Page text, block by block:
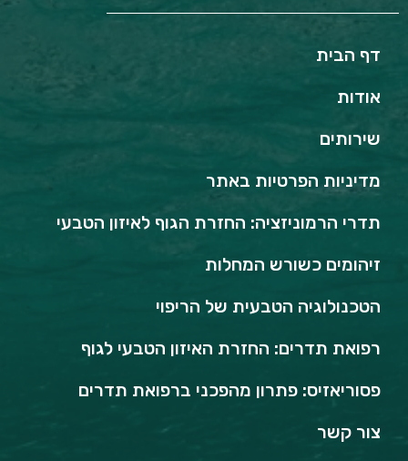
דף הבית
אודות
שירותים
מדיניות הפרטיות באתר
תדרי הרמוניזציה: החזרת הגוף לאיזון הטבעי
זיהומים כשורש המחלות
הטכנולוגיה הטבעית של הריפוי
רפואת תדרים: החזרת האיזון הטבעי לגוף
פסוריאזיס: פתרון מהפכני ברפואת תדרים
צור קשר